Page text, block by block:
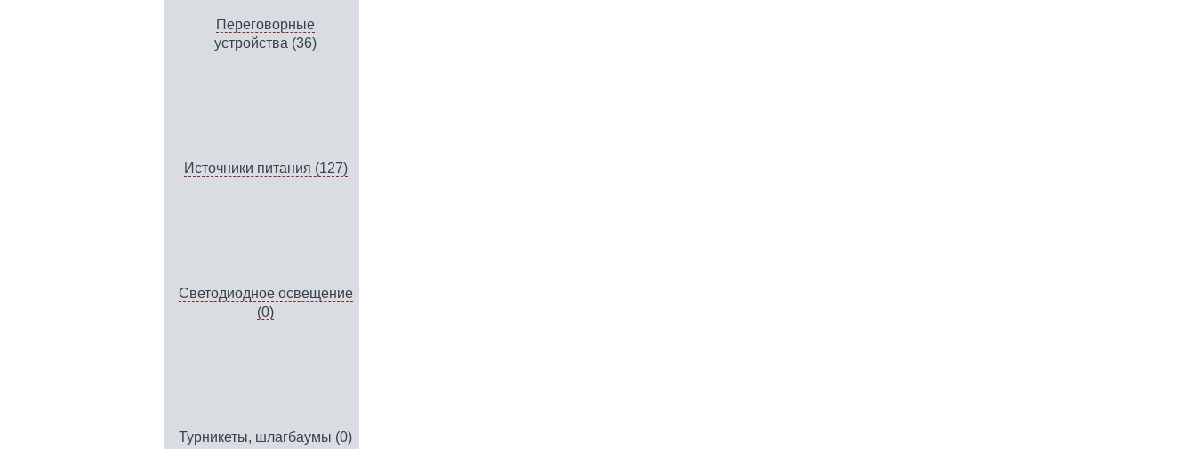
Переговорные
устройства (36)
Источники питания (127)
Светодиодное освещение
(0)
Турникеты, шлагбаумы (0)